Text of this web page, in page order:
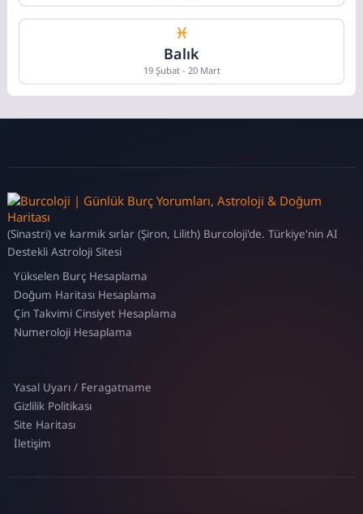
Balık
19 Şubat - 20 Mart
(Sinastri) ve karmik sırlar (Şiron, Lilith) Burcoloji'de. Türkiye'nin AI
Destekli Astroloji Sitesi
Yükselen Burç Hesaplama
Doğum Haritası Hesaplama
Çin Takvimi Cinsiyet Hesaplama
Numeroloji Hesaplama
Yasal Uyarı / Feragatname
Gizlilik Politikası
Site Haritası
İletişim